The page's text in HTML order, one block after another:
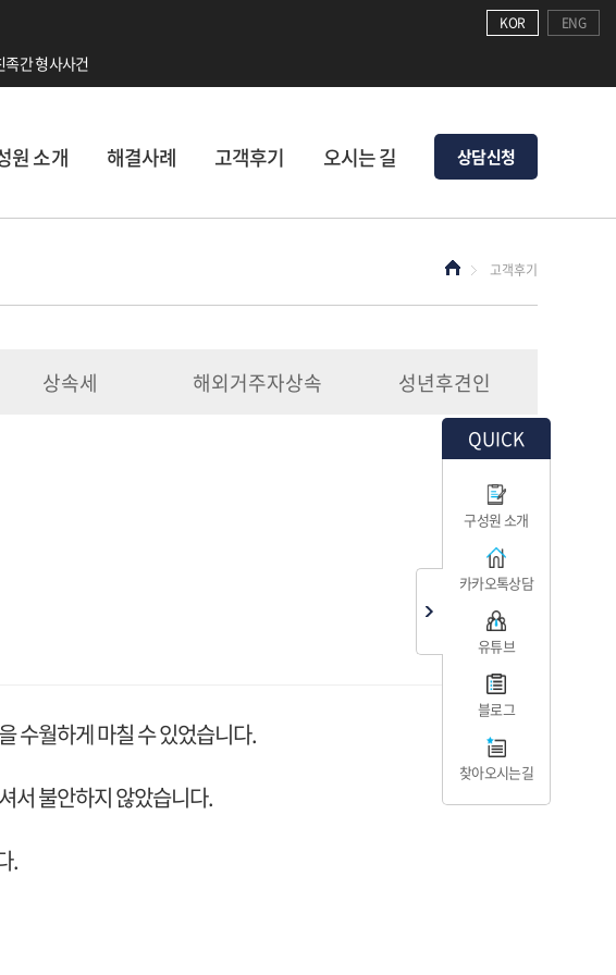
족간 형사사건
KOR ENG
원 소개 해결사례 고객후기 오시는 길 상담신청
QUICK
구성원 소개
카카오톡상담
유튜브
블로그
찾아오시는길
고객후기
상속세 해외거주자상속 성년후견인
수월하게 마칠 수 있었습니다.
서 불안하지 않았습니다.
.